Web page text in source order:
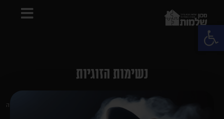
פתח סרגל נגישות
נשימות הזוגיות
מהו הדבר הכי נחוץ וקריטי לאשה